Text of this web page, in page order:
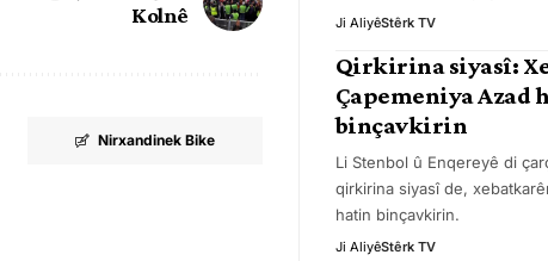
Kolnê
Nirxandinek Bike
Ji AliyêStêrk TV
Qirkirina siyasî:
Çapemeniya Azad
binçavkirin
Li Stenbol û Enqereyê di
qirkirina siyasî de,
hatin binçavkirin.
Ji AliyêStêrk TV